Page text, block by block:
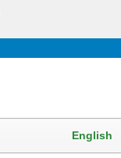
English